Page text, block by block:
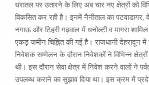
धरातल पर उतारने के लिए अब चार नए क्षेत्रों को
विकसित कर रही है। इनमें नैनीताल का पटवाडागर,
नगाऊ और टिहरी गढ़वाल में धनोल्टी व मागरा
एकड़ जमीन चिह्नित की गई है। राजधानी देहरादून में
निवेशक सम्मेलन के दौरान निवेशकों ने विभिन्न
थी। इस दौरान सेवा क्षेत्र में निवेश करने वालों ने
उपलब्ध कराने का सुझाव दिया था। इस क्रम में